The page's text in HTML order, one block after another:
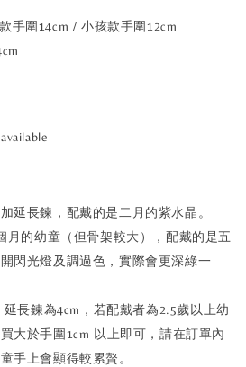
手圍14cm / 小孩款手圍12cm
延長鍊，配戴的是二月的紫水晶。
月的幼童（但骨架較大），配戴的是五
閃光燈及調過色，實際會更深綠一
長鍊為4cm，若配戴者為2.5歲以上幼
大於手圍1cm 以上即可，請在訂單內
手上會顯得較累贅。